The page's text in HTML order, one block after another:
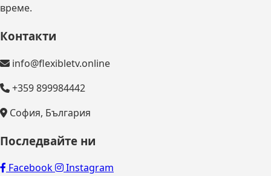
време.
Контакти
info@flexibletv.online
+359 899984442
София, България
Последвайте ни
Facebook Instagram